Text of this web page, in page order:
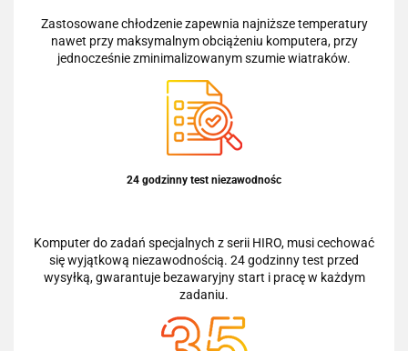
Zastosowane chłodzenie zapewnia najniższe temperatury
nawet przy maksymalnym obciążeniu komputera, przy
jednocześnie zminimalizowanym szumie wiatraków.
24 godzinny test niezawodnośc
Komputer do zadań specjalnych z serii HIRO, musi cechować
się wyjątkową niezawodnością. 24 godzinny test przed
wysyłką, gwarantuje bezawaryjny start i pracę w każdym
zadaniu.